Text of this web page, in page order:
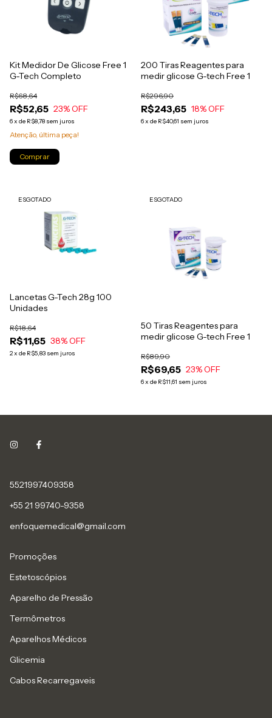
Kit Medidor De Glicose Free 1
G-Tech Completo
R$52,65
R$68,64
23% OFF
6x de R$8,78 sem juros
Atenção, última peça!
200 Tiras Reagentes para
medir glicose G-tech Free 1
R$243,65
R$296,90
18% OFF
6x de R$40,61 sem juros
ESGOTADO
Lancetas G-Tech 28g 100
Unidades
R$11,65
R$18,64
38% OFF
2x de R$5,83 sem juros
ESGOTADO
50 Tiras Reagentes para
medir glicose G-tech Free 1
R$69,65
R$89,90
23% OFF
6x de R$11,61 sem juros
5521997409358
+55 21 99740-9358
enfoquemedical@gmail.com
Promoções
Estetoscópios
Aparelho de Pressão
Termômetros
Aparelhos Médicos
Glicemia
Cabos Recarregaveis